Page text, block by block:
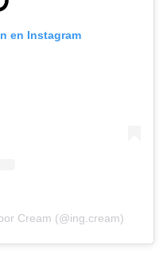
en Instagram
Cream (@ing.cream)